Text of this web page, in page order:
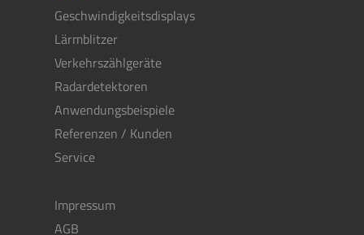
Geschwindigkeitsdisplays
Lärmblitzer
Verkehrszählgeräte
Radardetektoren
Anwendungsbeispiele
Referenzen / Kunden
Service
Impressum
AGB